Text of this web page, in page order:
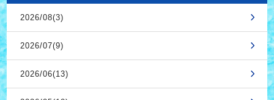
2026/08(3)
2026/07(9)
2026/06(13)